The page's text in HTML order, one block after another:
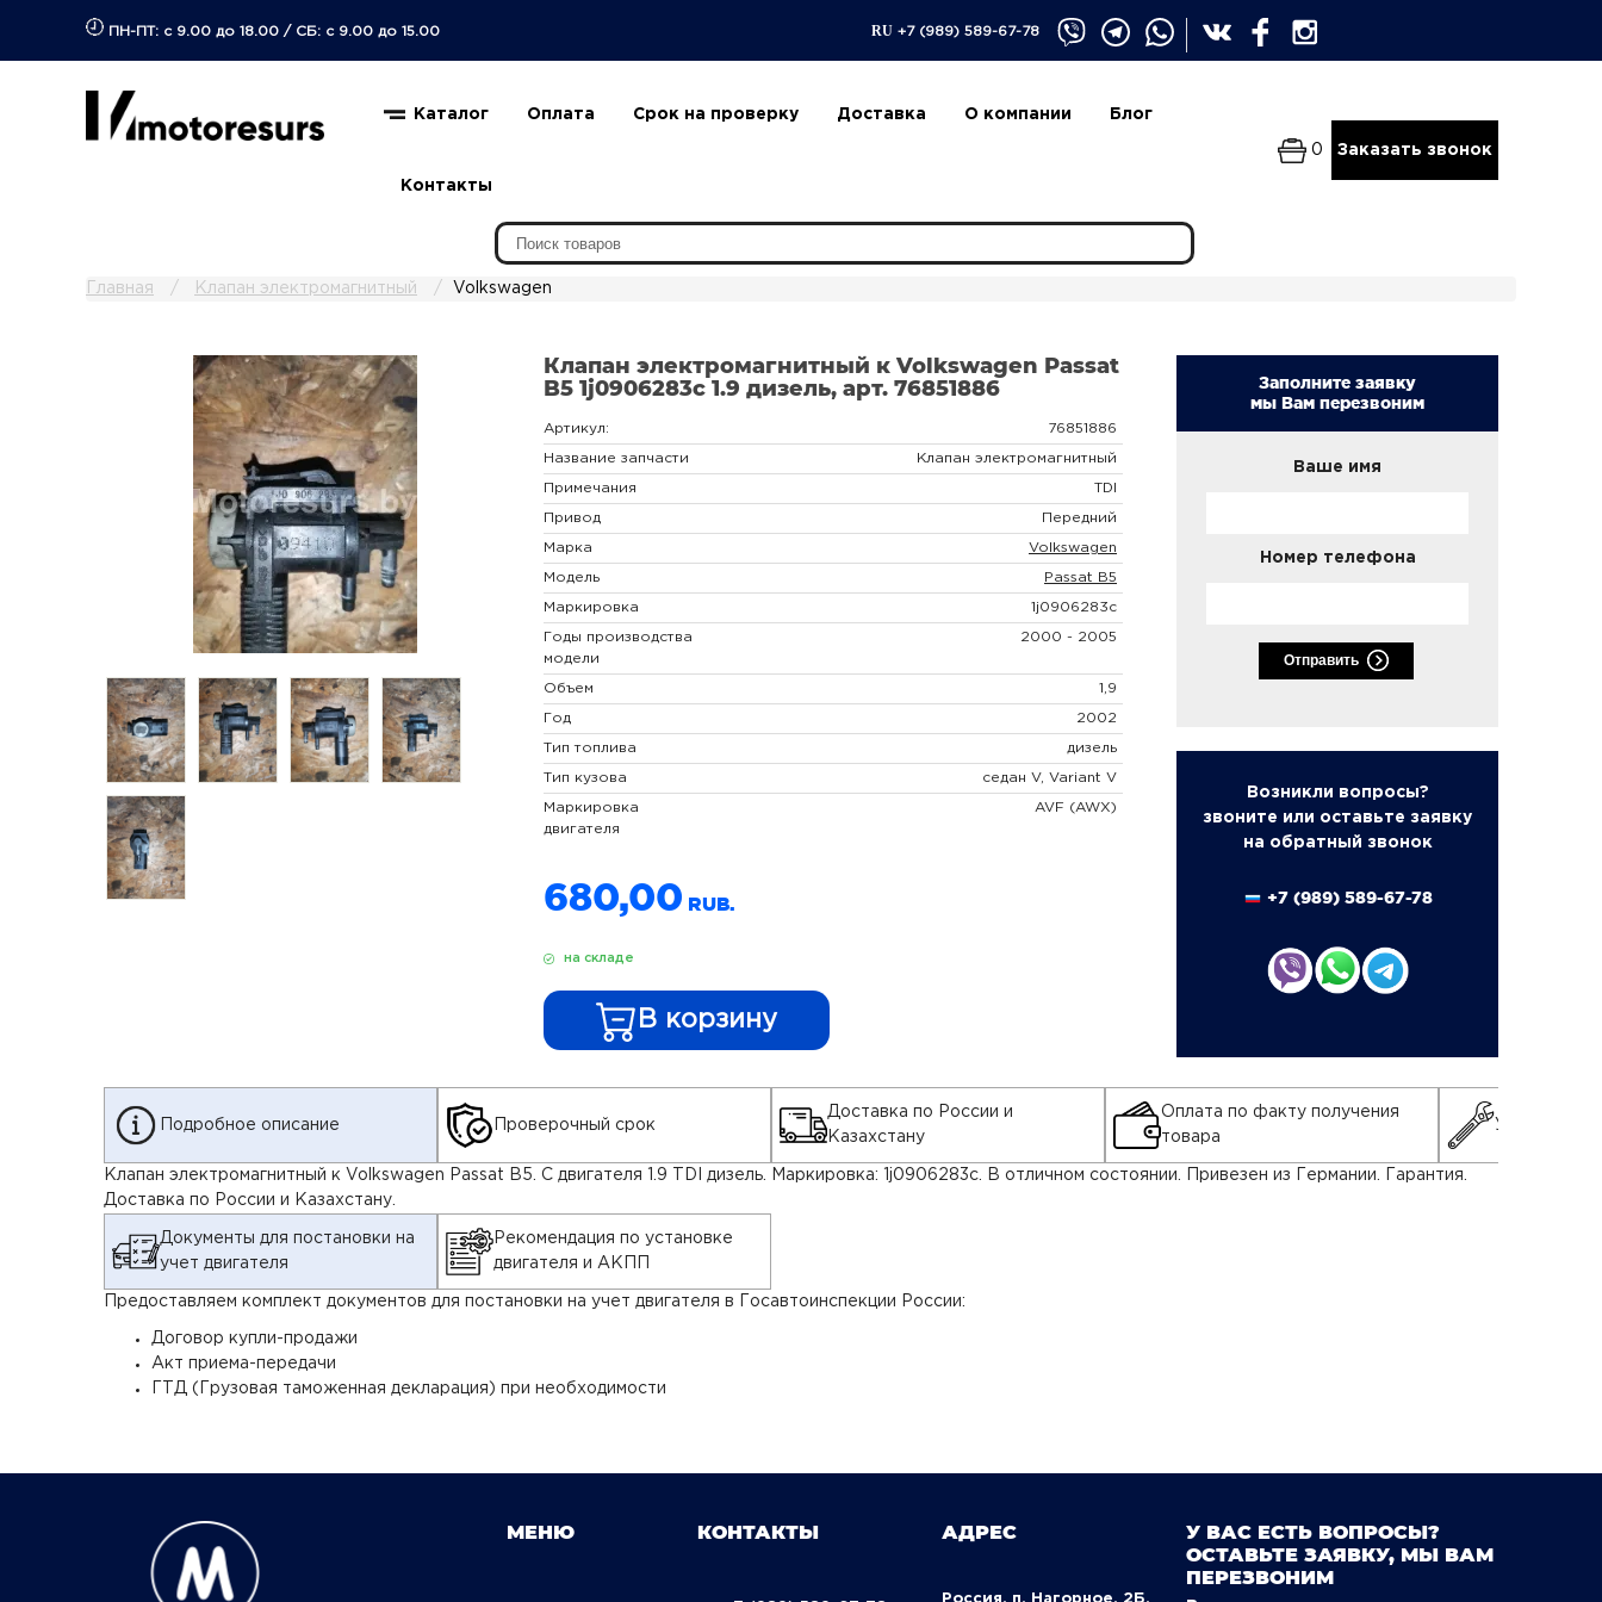
ПН-ПТ: с 9.00 до 18.00 / СБ: с 9.00 до 15.00 RU +7 (989) 589-67-78
Каталог Оплата Срок на проверку Доставка О компании Блог
Контакты
0 Заказать звонок
Главная Клапан электромагнитный Volkswagen
Клапан электромагнитный к Volkswagen Passat
B5 1j0906283c 1.9 дизель, арт. 76851886
Артикул: 76851886
Название запчасти Клапан электромагнитный
Примечания TDI
Привод Передний
Марка Volkswagen
Модель Passat B5
Маркировка 1j0906283c
Годы производства
модели
2000 - 2005
Объем 1,9
Год 2002
Тип топлива дизель
Тип кузова седан V, Variant V
Маркировка
двигателя
AVF (AWX)
680,00
на складе
В корзину
Заполните заявку
мы Вам перезвоним
Ваше имя
Номер телефона
Отправить
Возникли вопросы?
звоните или оставьте заявку
на обратный звонок
+7 (989) 589-67-78
Подробное описание Проверочный срок
Доставка по России и
Казахстану
Оплата по факту получения
товара
Установка
Клапан электромагнитный к Volkswagen Passat B5. С двигателя 1.9 TDI дизель. Маркировка: 1j0906283c. В отличном состоянии. Привезен из Германии. Гарантия.
Доставка по России и Казахстану.
Документы для постановки на
учет двигателя
Рекомендация по установке
двигателя и АКПП
Предоставляем комплект документов для постановки на учет двигателя в Госавтоинспекции России:
Договор купли-продажи
Акт приема-передачи
ГТД (Грузовая таможенная декларация) при необходимости
МЕНЮ КОНТАКТЫ АДРЕС
Россия, п. Нагорное, 2Б,
У ВАС ЕСТЬ ВОПРОСЫ?
ОСТАВЬТЕ ЗАЯВКУ, МЫ ВАМ
ПЕРЕЗВОНИМ